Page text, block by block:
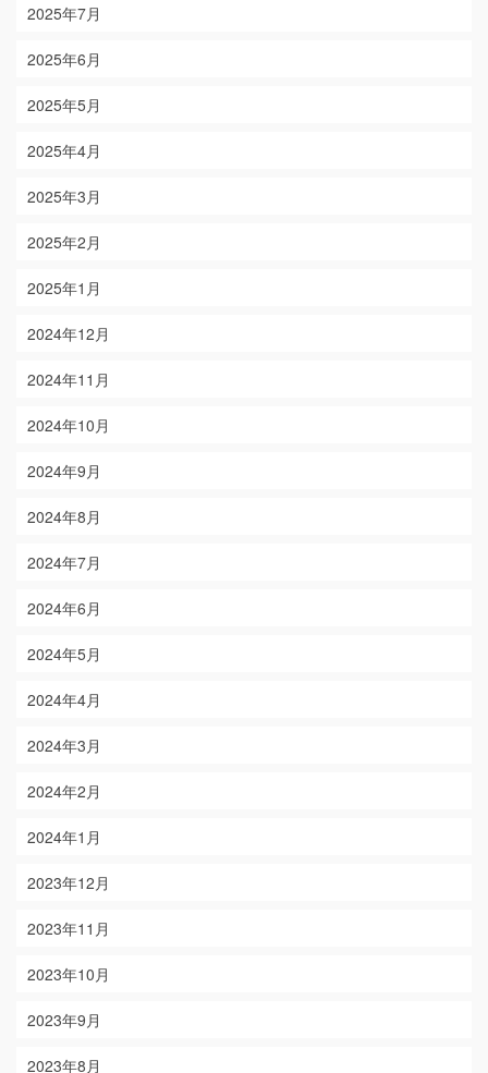
2025年7月
2025年6月
2025年5月
2025年4月
2025年3月
2025年2月
2025年1月
2024年12月
2024年11月
2024年10月
2024年9月
2024年8月
2024年7月
2024年6月
2024年5月
2024年4月
2024年3月
2024年2月
2024年1月
2023年12月
2023年11月
2023年10月
2023年9月
2023年8月